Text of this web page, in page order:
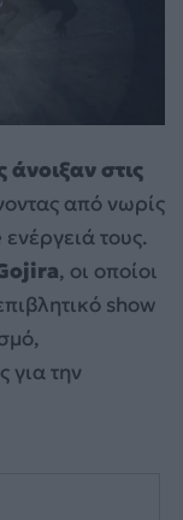
στις
από νωρίς
τους.
, οι οποίοι
show
για την